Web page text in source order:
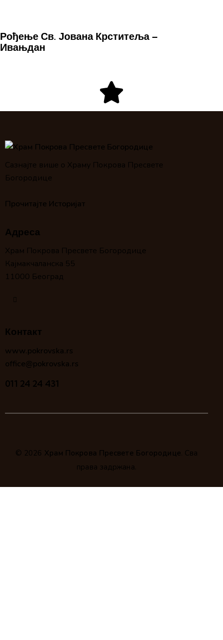
Рођење Св. Јована Крститеља –
Ивањдан
Сазнајте више о Храму Покрова Пресвете
Богородице
Прочитајте Историјат
Адреса
Храм Покрова Пресвете Богородице
Кајмакчаланска 55
11000 Београд
Контакт
www.pokrovska.rs
office@pokrovska.rs
011 24 24 431
© 2026 Храм Покрова Пресвете Богородице. Сва
права задржана.